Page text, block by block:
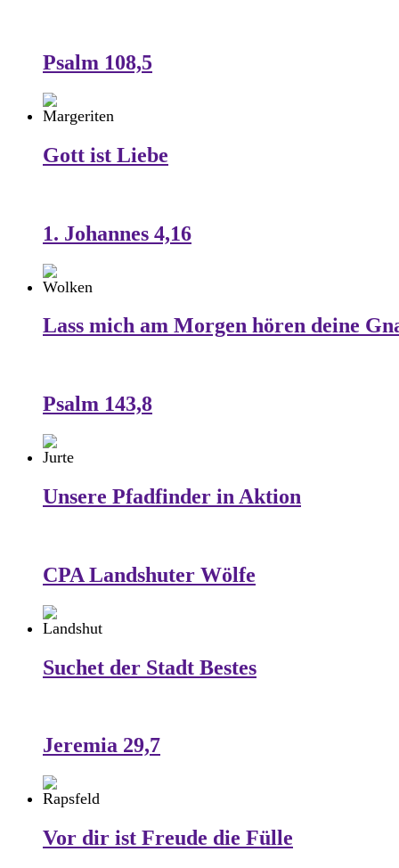
Psalm 108,5
Gott ist Liebe
1. Johannes 4,16
Lass mich am Morgen hören deine
Psalm 143,8
Unsere Pfadfinder in Aktion
CPA Landshuter Wölfe
Suchet der Stadt Bestes
Jeremia 29,7
Vor dir ist Freude die Fülle